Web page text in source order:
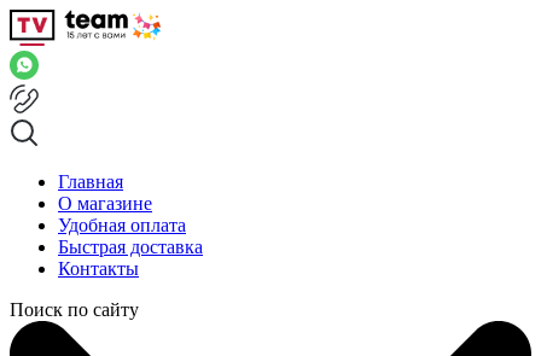
Главная
О магазине
Удобная оплата
Быстрая доставка
Контакты
Поиск по сайту